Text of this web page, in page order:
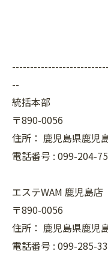
--
統括本部
〒890-0056
住所： 鹿児島県鹿児
電話番号 : 099-204-
エステWAM 鹿児島店
〒890-0056
住所： 鹿児島県鹿児
電話番号 : 099-285-